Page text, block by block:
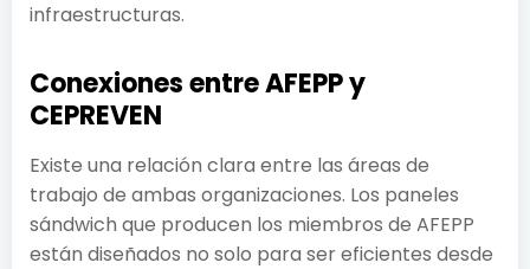
infraestructuras.
Conexiones entre AFEPP y
CEPREVEN
Existe una relación clara entre las áreas de
trabajo de ambas organizaciones. Los paneles
sándwich que producen los miembros de AFEPP
están diseñados no solo para ser eficientes desde